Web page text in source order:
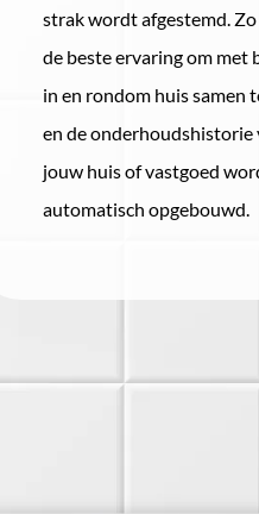
strak wordt afgestemd.
de beste ervaring om met
in en rondom huis samen
en de onderhoudshistorie
jouw huis of vastgoed
automatisch opgebouwd.